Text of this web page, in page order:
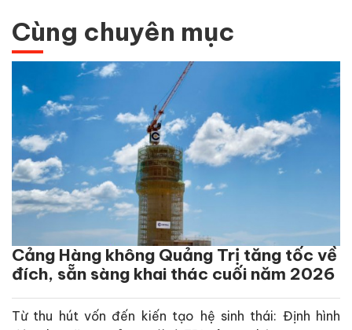
Cùng chuyên mục
Cảng Hàng không Quảng Trị tăng tốc về
đích, sẵn sàng khai thác cuối năm 2026
Từ thu hút vốn đến kiến tạo hệ sinh thái: Định hình